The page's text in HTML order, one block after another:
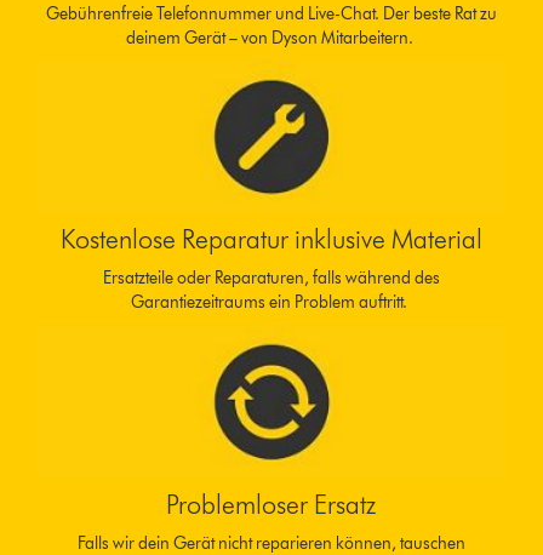
Gebührenfreie Telefonnummer und Live-Chat. Der beste Rat zu
deinem Gerät – von Dyson Mitarbeitern.
Kostenlose Reparatur inklusive Material
Ersatzteile oder Reparaturen, falls während des
Garantiezeitraums ein Problem auftritt.
Problemloser Ersatz
Falls wir dein Gerät nicht reparieren können, tauschen